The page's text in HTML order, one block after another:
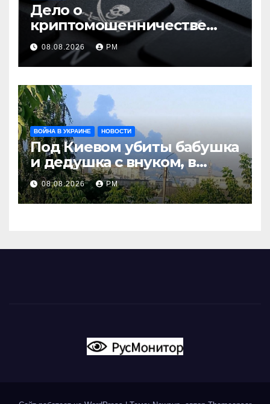
Дело о
криптомошенничестве
оборачивают в содействие
терроризму
08.08.2026 РМ
ВОЙНА В УКРАИНЕ НОВОСТИ
Под Киевом убиты бабушка
и дедушка с внуком, в
Поволжье и на Кубани
вновь горят НПЗ
08.08.2026 РМ